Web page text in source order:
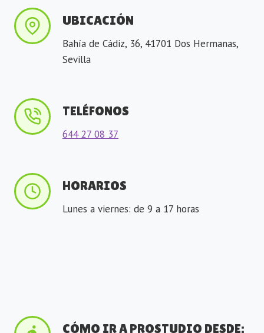
UBICACIÓN
Bahía de Cádiz, 36, 41701 Dos Hermanas,
Sevilla
TELÉFONOS
644 27 08 37
HORARIOS
Lunes a viernes: de 9 a 17 horas
CÓMO IR A PROSTUDIO DESDE: